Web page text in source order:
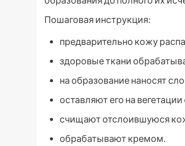
Пошаговая инструкция:
предварительно кожу
здоровые ткани
на образование наносят
оставляют его на
счищают отслоившуюся
обрабатывают кремом.